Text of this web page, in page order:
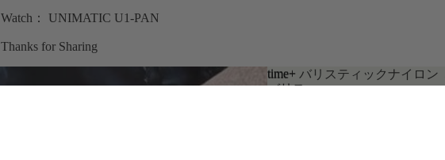
Watch： UNIMATIC U1-PAN
Thanks for Sharing
time+
バリス
time+ バリスティックナイロ